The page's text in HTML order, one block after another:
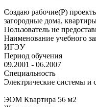
Создаю рабочие(Р)
загородные дома,
Пользователь не
Наименование учебного
ИГЭУ
Период обучения
09.2001 - 06.2007
Специальность
Электрические системы и
ЭОМ Квартира 56 м2